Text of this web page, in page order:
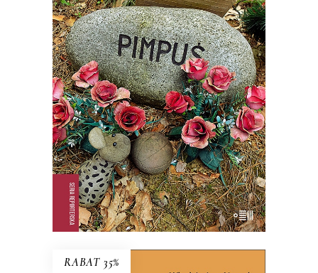
E-BOOK DO KOSZYKA
TO BYŁ TYLKO PIES
PREMIERA: 22 PAŹDZIERNIKA 2025
54.99zł 35.74zł
KSIĄŻKA DO KOSZYKA
RABAT 35%